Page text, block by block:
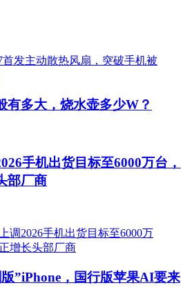
有多大，烧水壶多少W？
手机出货目标至6000万台，
部厂商
”iPhone，国行版苹果AI要来